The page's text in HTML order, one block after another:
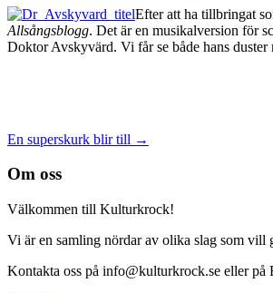
Efter att ha tillbringat
Allsångsblogg. Det är en musikalversion för
Doktor Avskyvärd. Vi får se både hans
Inläggsnavigering
En superskurk blir till →
Om oss
Välkommen till Kulturkrock!
Vi är en samling nördar av olika slag som vill
Kontakta oss på info@kulturkrock.se eller på